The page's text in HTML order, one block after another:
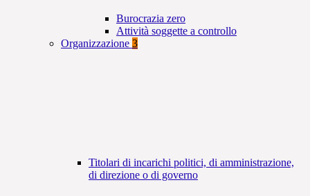
Burocrazia zero
Attività soggette a controllo
Organizzazione 3
Titolari di incarichi politici, di amministrazione,
di direzione o di governo